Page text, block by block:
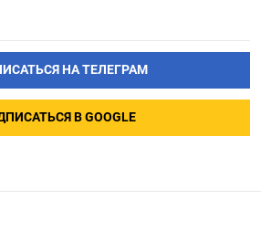
НА ТЕЛЕГРАМ
В GOOGLE